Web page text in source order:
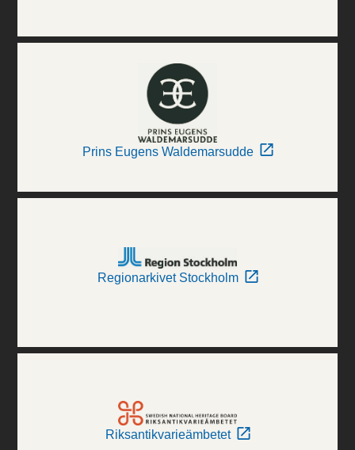
Prins Eugens Waldemarsudde
Regionarkivet Stockholm
Riksantikvarieämbetet